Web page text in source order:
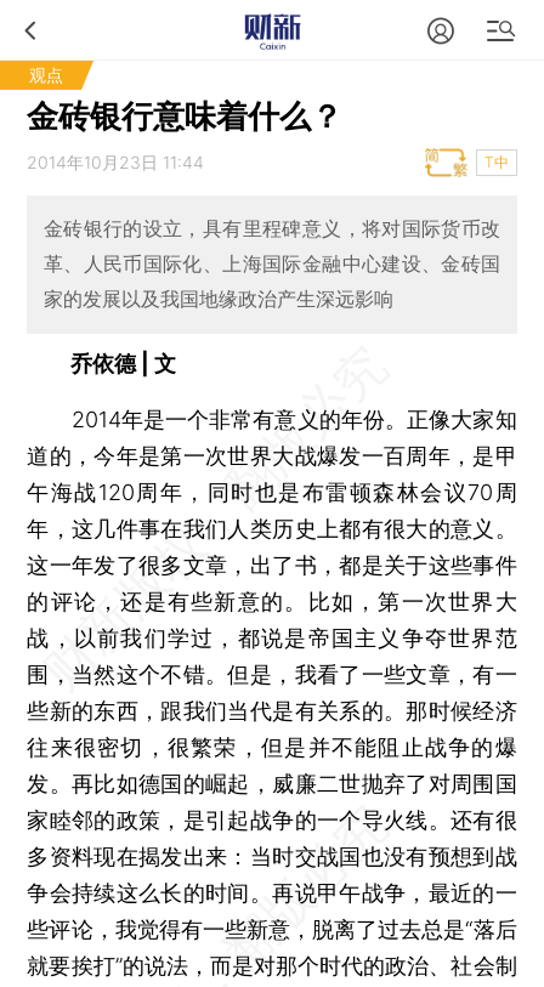
观点
金砖银行意味着什么？
2014年10月23日 11:44 T中
金砖银行的设立，具有里程碑意义，将对国际货币改
革、人民币国际化、上海国际金融中心建设、金砖国
家的发展以及我国地缘政治产生深远影响
乔依德 | 文
2014年是一个非常有意义的年份。正像大家知
道的，今年是第一次世界大战爆发一百周年，是甲
午海战120周年，同时也是布雷顿森林会议70周
年，这几件事在我们人类历史上都有很大的意义。
这一年发了很多文章，出了书，都是关于这些事件
的评论，还是有些新意的。比如，第一次世界大
战，以前我们学过，都说是帝国主义争夺世界范
围，当然这个不错。但是，我看了一些文章，有一
些新的东西，跟我们当代是有关系的。那时候经济
往来很密切，很繁荣，但是并不能阻止战争的爆
发。再比如德国的崛起，威廉二世抛弃了对周围国
家睦邻的政策，是引起战争的一个导火线。还有很
多资料现在揭发出来：当时交战国也没有预想到战
争会持续这么长的时间。再说甲午战争，最近的一
些评论，我觉得有一些新意，脱离了过去总是“落后
就要挨打”的说法，而是对那个时代的政治、社会制